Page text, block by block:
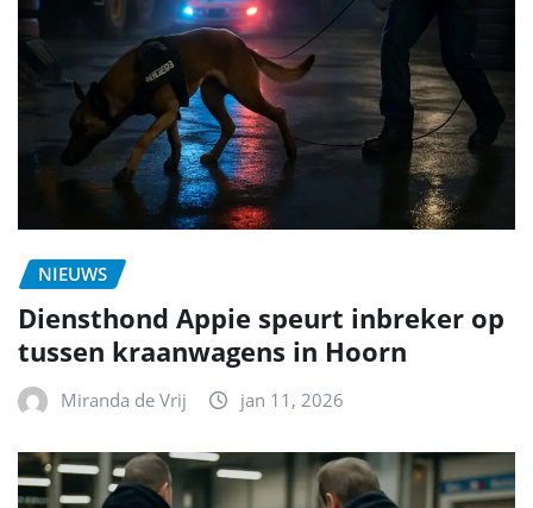
NIEUWS
Diensthond Appie speurt inbreker op
tussen kraanwagens in Hoorn
Miranda de Vrij jan 11, 2026